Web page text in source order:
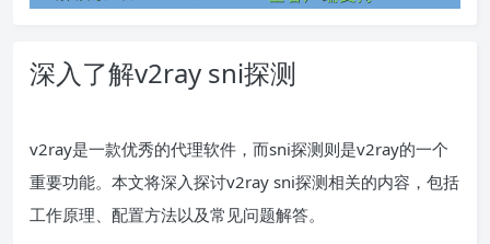
深入了解v2ray sni探测
v2ray是一款优秀的代理软件，而sni探测则是v2ray的一个
重要功能。本文将深入探讨v2ray sni探测相关的内容，包括
工作原理、配置方法以及常见问题解答。